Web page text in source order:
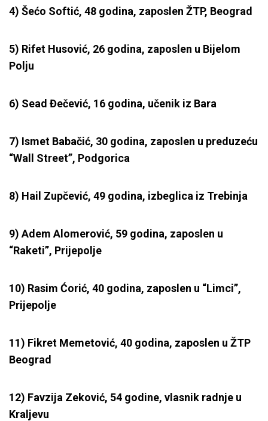
4) Šećo Softić, 48 godina, zaposlen ŽTP, Beograd
5) Rifet Husović, 26 godina, zaposlen u Bijelom
Polju
6) Sead Đečević, 16 godina, učenik iz Bara
7) Ismet Babačić, 30 godina, zaposlen u preduzeću
“Wall Street”, Podgorica
8) Hail Zupčević, 49 godina, izbeglica iz Trebinja
9) Adem Alomerović, 59 godina, zaposlen u
“Raketi”, Prijepolje
10) Rasim Ćorić, 40 godina, zaposlen u “Limci”,
Prijepolje
11) Fikret Memetović, 40 godina, zaposlen u ŽTP
Beograd
12) Favzija Zeković, 54 godine, vlasnik radnje u
Kraljevu